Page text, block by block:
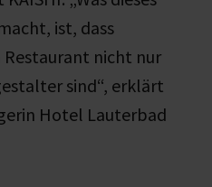
ist, dass
Restaurant nicht nur
sind“, erklärt
Hotel Lauterbad